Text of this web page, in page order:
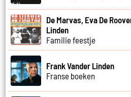
De Marvas, Eva De
Linden
Familie feestje
Frank Vander Linden
Franse boeken